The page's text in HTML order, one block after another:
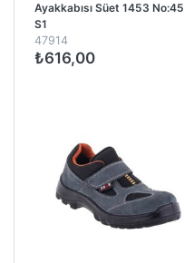
Ayakkabısı Süet 1453 No:45
S1
47914
₺616,00